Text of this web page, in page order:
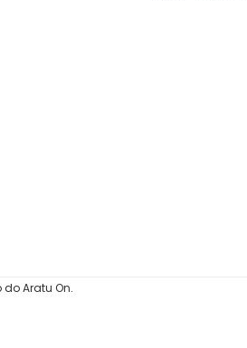
Aratu On.